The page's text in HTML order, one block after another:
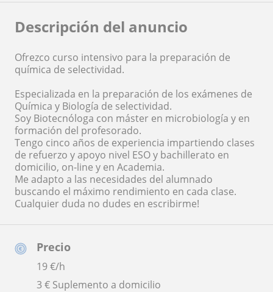
Precio
19€/h
3 € Suplemento a domicilio
Descripción del anuncio
Ofrezco curso intensivo para la preparación de
química de selectividad.
Especializada en la preparación de los exámenes de
Química y Biología de selectividad.
Soy Biotecnóloga con máster en microbiología y en
formación del profesorado.
Tengo cinco años de experiencia impartiendo clases
de refuerzo y apoyo nivel ESO y bachillerato en
domicilio, on-line y en Academia.
Me adapto a las necesidades del alumnado
buscando el máximo rendimiento en cada clase.
Cualquier duda no dudes en escribirme!